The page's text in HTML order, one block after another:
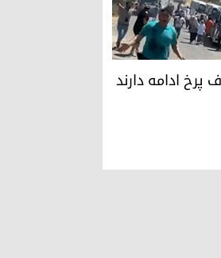
پرخ در استان دهوک اقلیم کوردستان
پرخ ادامه دارند